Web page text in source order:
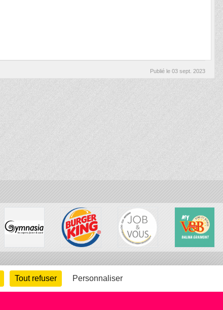
Publié le 03 sept. 2023
Tout refuser Personnaliser